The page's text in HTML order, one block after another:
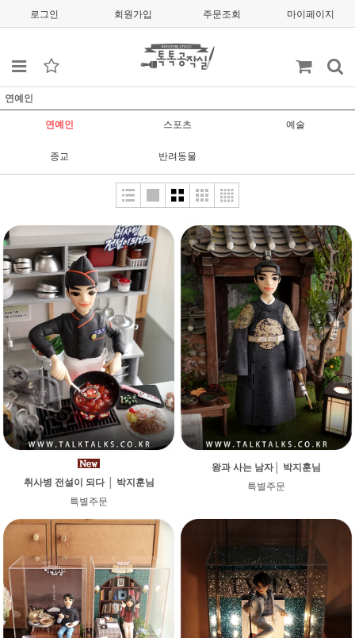
로그인 회원가입 주문조회 마이페이지
연예인
연예인 스포츠 예술
종교 반려동물
취사병 전설이 되다 │ 박지훈님
특별주문
왕과 사는 남자│ 박지훈님
특별주문